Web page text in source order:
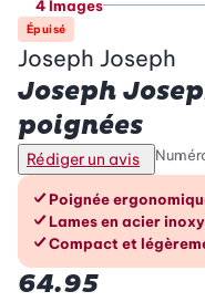
4 Images
Épuisé
Joseph Joseph
Joseph
poignées
Rédiger un avis
Les
Poignée
Lames en acier
Compact et
64.95